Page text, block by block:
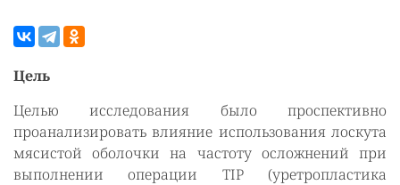
Цель
Целью исследования было проспективно
проанализировать влияние использования лоскута
мясистой оболочки на частоту осложнений при
выполнении операции TIP (уретропластика